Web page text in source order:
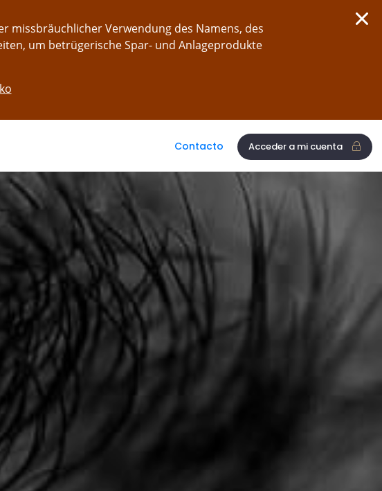
missbräuchlicher Verwendung des Namens, des
um betrügerische Spar- und Anlageprodukte
Contacto Acceder a mi cuenta